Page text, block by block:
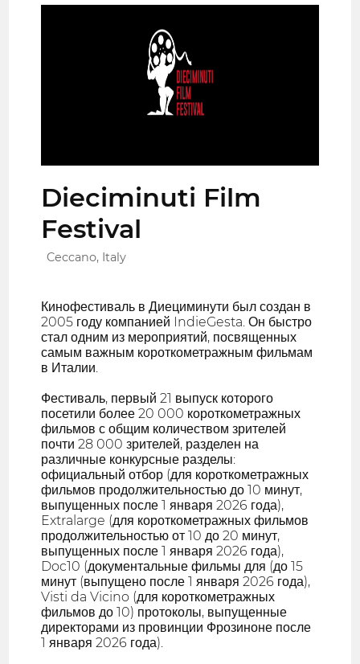
Dieciminuti Film
Festival
Ceccano, Italy
Кинофестиваль в Диециминути был создан в
2005 году компанией IndieGesta. Он быстро
стал одним из мероприятий, посвященных
самым важным короткометражным фильмам
в Италии.
Фестиваль, первый 21 выпуск которого
посетили более 20 000 короткометражных
фильмов с общим количеством зрителей
почти 28 000 зрителей, разделен на
различные конкурсные разделы:
официальный отбор (для короткометражных
фильмов продолжительностью до 10 минут,
выпущенных после 1 января 2026 года),
Extralarge (для короткометражных фильмов
продолжительностью от 10 до 20 минут,
выпущенных после 1 января 2026 года),
Doc10 (документальные фильмы для (до 15
минут (выпущено после 1 января 2026 года),
Visti da Vicino (для короткометражных
фильмов до 10) протоколы, выпущенные
директорами из провинции Фрозиноне после
1 января 2026 года).